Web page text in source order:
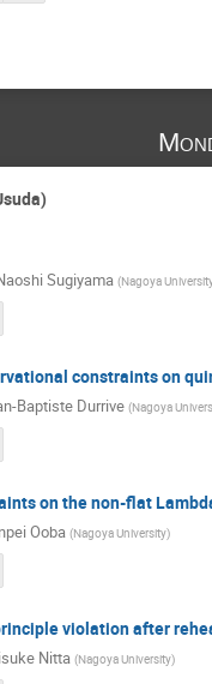
Sugiyama (Nagoya
constraints on
Baptiste Durrive (Nagoya
on the non-flat
Ooba (Nagoya University)
violation after
Nitta (Nagoya University)